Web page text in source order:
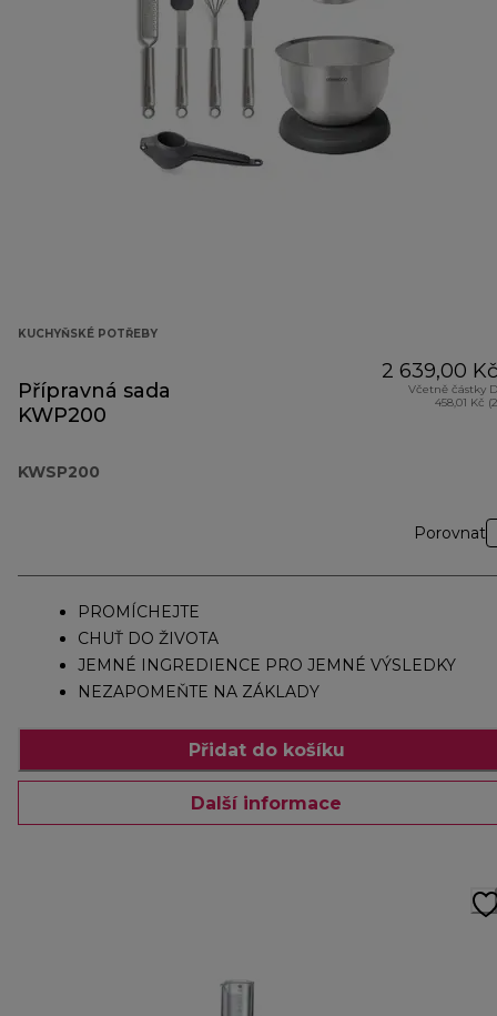
KUCHYŇSKÉ POTŘEBY
Přípravná sada
KWP200
KWSP200
2 639,00 Kč
Včetně částky
458,01 Kč
Porovnat
PROMÍCHEJTE
CHUŤ DO ŽIVOTA
JEMNÉ INGREDIENCE PRO JEMNÉ VÝSLEDKY
NEZAPOMEŇTE NA ZÁKLADY
Přidat do košíku
Další informace